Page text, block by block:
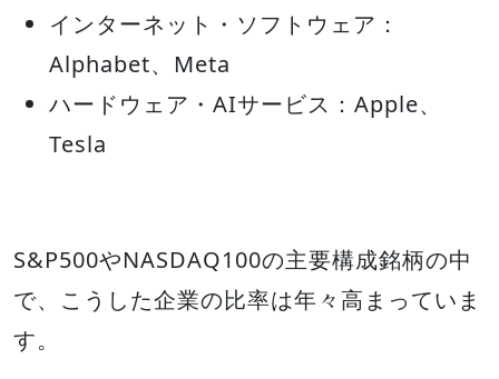
インターネット・ソフトウェア：
Alphabet、Meta
ハードウェア・AIサービス：Apple、
Tesla
S&P500やNASDAQ100の主要構成銘柄の中
で、こうした企業の比率は年々高まっていま
す。